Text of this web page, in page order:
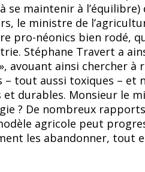
se maintenir à l’équilibre)
le ministre de
pro-néonics bien rodé,
Stéphane Travert a
», avouant ainsi chercher à
– tout aussi toxiques – et
durables. Monsieur le
? De nombreux
agricole peut
les abandonner, tout